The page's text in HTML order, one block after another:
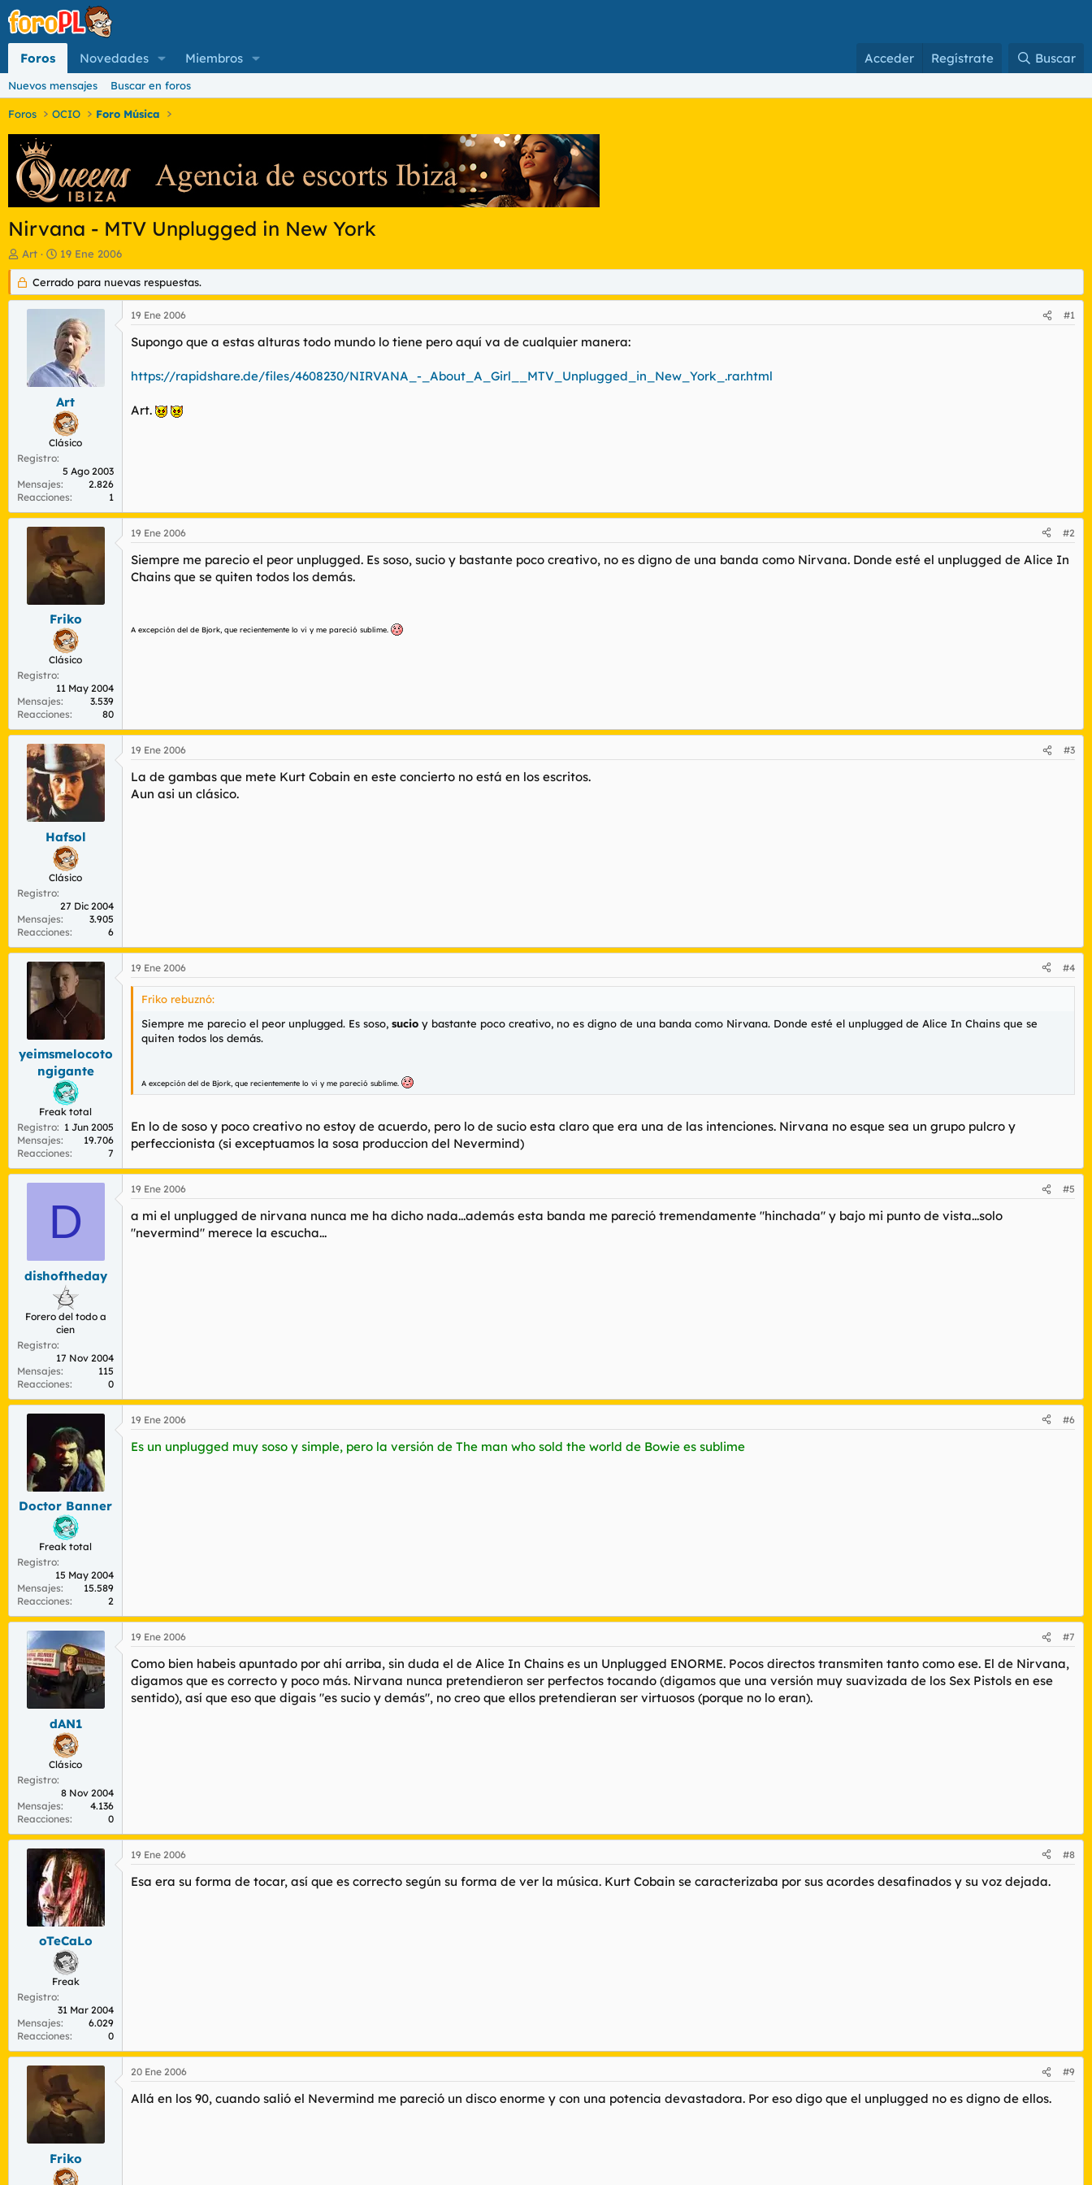
Foros Novedades Miembros Acceder Regístrate Buscar
Nuevos mensajes Buscar en foros
Foros OCIO Foro Música
Nirvana - MTV Unplugged in New York
I
n
i
c
d
m
Art
F
e
c
h
a
d
e
i
n
i
c
i
o
19 Ene 2006
Cerrado para nuevas respuestas.
Art
Clásico
Registro
5 Ago 2003
Mensajes
2.826
Reacciones
1
19 Ene 2006 #1
Supongo que a estas alturas todo mundo lo tiene pero aquí va de cualquier manera:
https://rapidshare.de/files/4608230/NIRVANA_-_About_A_Girl__MTV_Unplugged_in_New_York_.rar.html
Art.
Friko
Clásico
Registro
11 May 2004
Mensajes
3.539
Reacciones
80
19 Ene 2006 #2
Siempre me parecio el peor unplugged. Es soso, sucio y bastante poco creativo, no es digno de una banda como Nirvana. Donde esté el unplugged de Alice In
Chains que se quiten todos los demás.
A excepción del de Bjork, que recientemente lo vi y me pareció sublime.
Hafsol
Clásico
Registro
27 Dic 2004
Mensajes
3.905
Reacciones
6
19 Ene 2006 #3
La de gambas que mete Kurt Cobain en este concierto no está en los escritos.
Aun asi un clásico.
yeimsmelocoto
ngigante
Freak total
Registro
1 Jun 2005
Mensajes
19.706
Reacciones
7
19 Ene 2006 #4
Friko rebuznó:
Siempre me parecio el peor unplugged. Es soso, sucio y bastante poco creativo, no es digno de una banda como Nirvana. Donde esté el unplugged de Alice In Chains que se
quiten todos los demás.
A excepción del de Bjork, que recientemente lo vi y me pareció sublime.
En lo de soso y poco creativo no estoy de acuerdo, pero lo de sucio esta claro que era una de las intenciones. Nirvana no esque sea un grupo pulcro y
perfeccionista (si exceptuamos la sosa produccion del Nevermind)
D
dishoftheday
Forero del todo a
cien
Registro
17 Nov 2004
Mensajes
115
Reacciones
0
19 Ene 2006 #5
a mi el unplugged de nirvana nunca me ha dicho nada...además esta banda me pareció tremendamente "hinchada" y bajo mi punto de vista...solo
"nevermind" merece la escucha...
Doctor Banner
Freak total
Registro
15 May 2004
Mensajes
15.589
Reacciones
2
19 Ene 2006 #6
Es un unplugged muy soso y simple, pero la versión de The man who sold the world de Bowie es sublime
dAN1
Clásico
Registro
8 Nov 2004
Mensajes
4.136
Reacciones
0
19 Ene 2006 #7
Como bien habeis apuntado por ahí arriba, sin duda el de Alice In Chains es un Unplugged ENORME. Pocos directos transmiten tanto como ese. El de Nirvana,
digamos que es correcto y poco más. Nirvana nunca pretendieron ser perfectos tocando (digamos que una versión muy suavizada de los Sex Pistols en ese
sentido), así que eso que digais "es sucio y demás", no creo que ellos pretendieran ser virtuosos (porque no lo eran).
oTeCaLo
Freak
Registro
31 Mar 2004
Mensajes
6.029
Reacciones
0
19 Ene 2006 #8
Esa era su forma de tocar, así que es correcto según su forma de ver la música. Kurt Cobain se caracterizaba por sus acordes desafinados y su voz dejada.
Friko
20 Ene 2006 #9
Allá en los 90, cuando salió el Nevermind me pareció un disco enorme y con una potencia devastadora. Por eso digo que el unplugged no es digno de ellos.